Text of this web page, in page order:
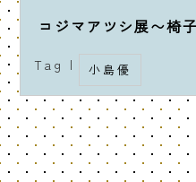
コジマアツシ展〜椅
Tag | 小島優